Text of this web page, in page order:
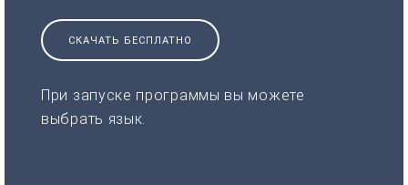
СКАЧАТЬ БЕСПЛАТНО
При запуске программы вы можете
выбрать язык.